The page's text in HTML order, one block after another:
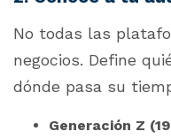
No todas las
negocios. Define
dónde pasa su
Generación Z